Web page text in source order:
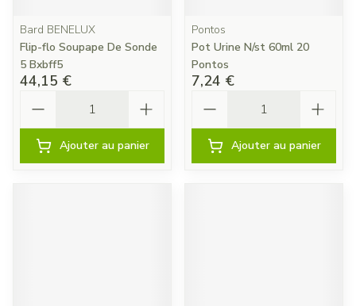
Bard BENELUX
Flip-flo Soupape De Sonde
5 Bxbff5
44,15 €
Ajouter au panier
Pontos
Pot Urine N/st 60ml 20
Pontos
7,24 €
Ajouter au panier